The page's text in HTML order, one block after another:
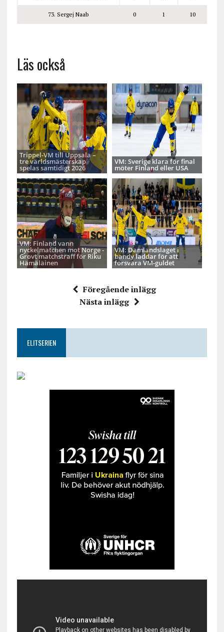
73. Sergej Naab 0 1 10
Läs också
Trippel-VM till Uppsala –
tre världsmästerskap
spelas samtidigt 2026
VM: Sverige klara för final
möter Finland eller USA
VM: Finland vann
nyckelmatchen mot Norge -
Grovt matchstraff för Riku
Hämäläinen
VM: Damlandslaget i
bandy laddar för att
försvara VM-guldet
Föregående inlägg
Nästa inlägg
ELITSERIEN